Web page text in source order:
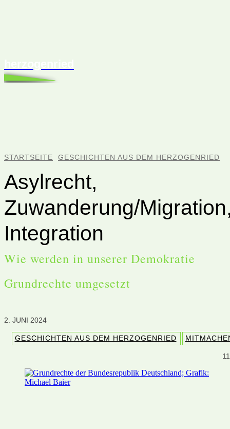
STARTSEITE GESCHICHTEN AUS DEM HERZOGENRIED
Asylrecht,
Zuwanderung/
Integration
Wie werden in unserer Demokratie
Grundrechte umgesetzt
2. JUNI 2024
GESCHICHTEN AUS DEM HERZOGENRIED